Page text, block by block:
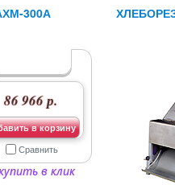
300А
86 966 р.
в корзину
Сравнить
в клик